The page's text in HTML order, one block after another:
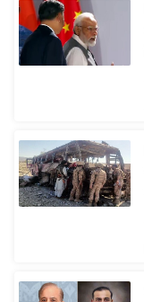
2
0
2
इ
म
ई
-
र